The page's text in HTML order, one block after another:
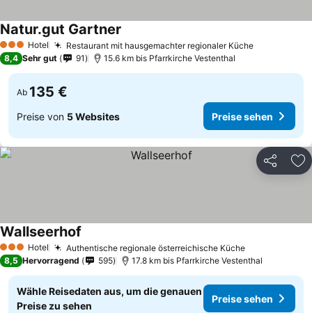
3 SterneHotel Restaurant mit hausgemachter regionaler Küche
Natur.gut Gartner
8,4 Sehr gut 91 15.6 km bis Pfarrkirche Vestenthal
Ab 135 €
Preise von 5 Websites Preise sehen
Teilen
3 SterneHotel Authentische regionale österreichische Küche
Wallseerhof
8,5 Hervorragend 595 17.8 km bis Pfarrkirche Vestenthal
Wähle Reisedaten aus, um die genauen
Preise zu sehen
Preise sehen